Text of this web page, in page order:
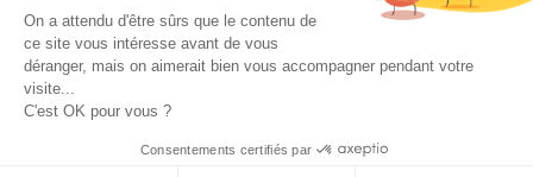
On a attendu d'être sûrs que le contenu de
ce site vous intéresse avant de vous
déranger, mais on aimerait bien vous accompagner pendant votre
visite...
C'est OK pour vous ?
Consentements certifiés par
Voir toutes les collections
Nous suivre